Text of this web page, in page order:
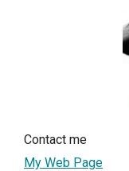
Contact me
My Web Page